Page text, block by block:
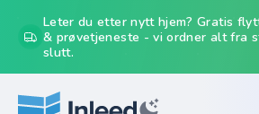
Leter du etter nytt hjem? Gratis
& prøvetjeneste - vi ordner alt fra
slutt.